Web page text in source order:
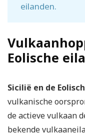
eilanden.
Eolische
Sicilië en de
vulkanische
de actieve vulkaan
bekende